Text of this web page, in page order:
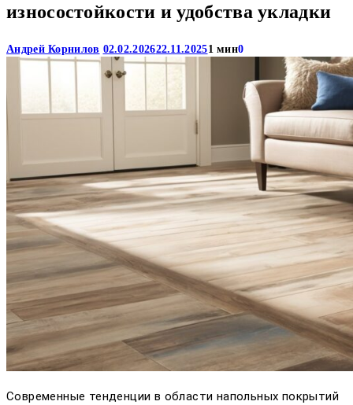
износостойкости и удобства укладки
Андрей Корнилов 02.02.202622.11.20251 мин0
Современные тенденции в области напольных покрытий